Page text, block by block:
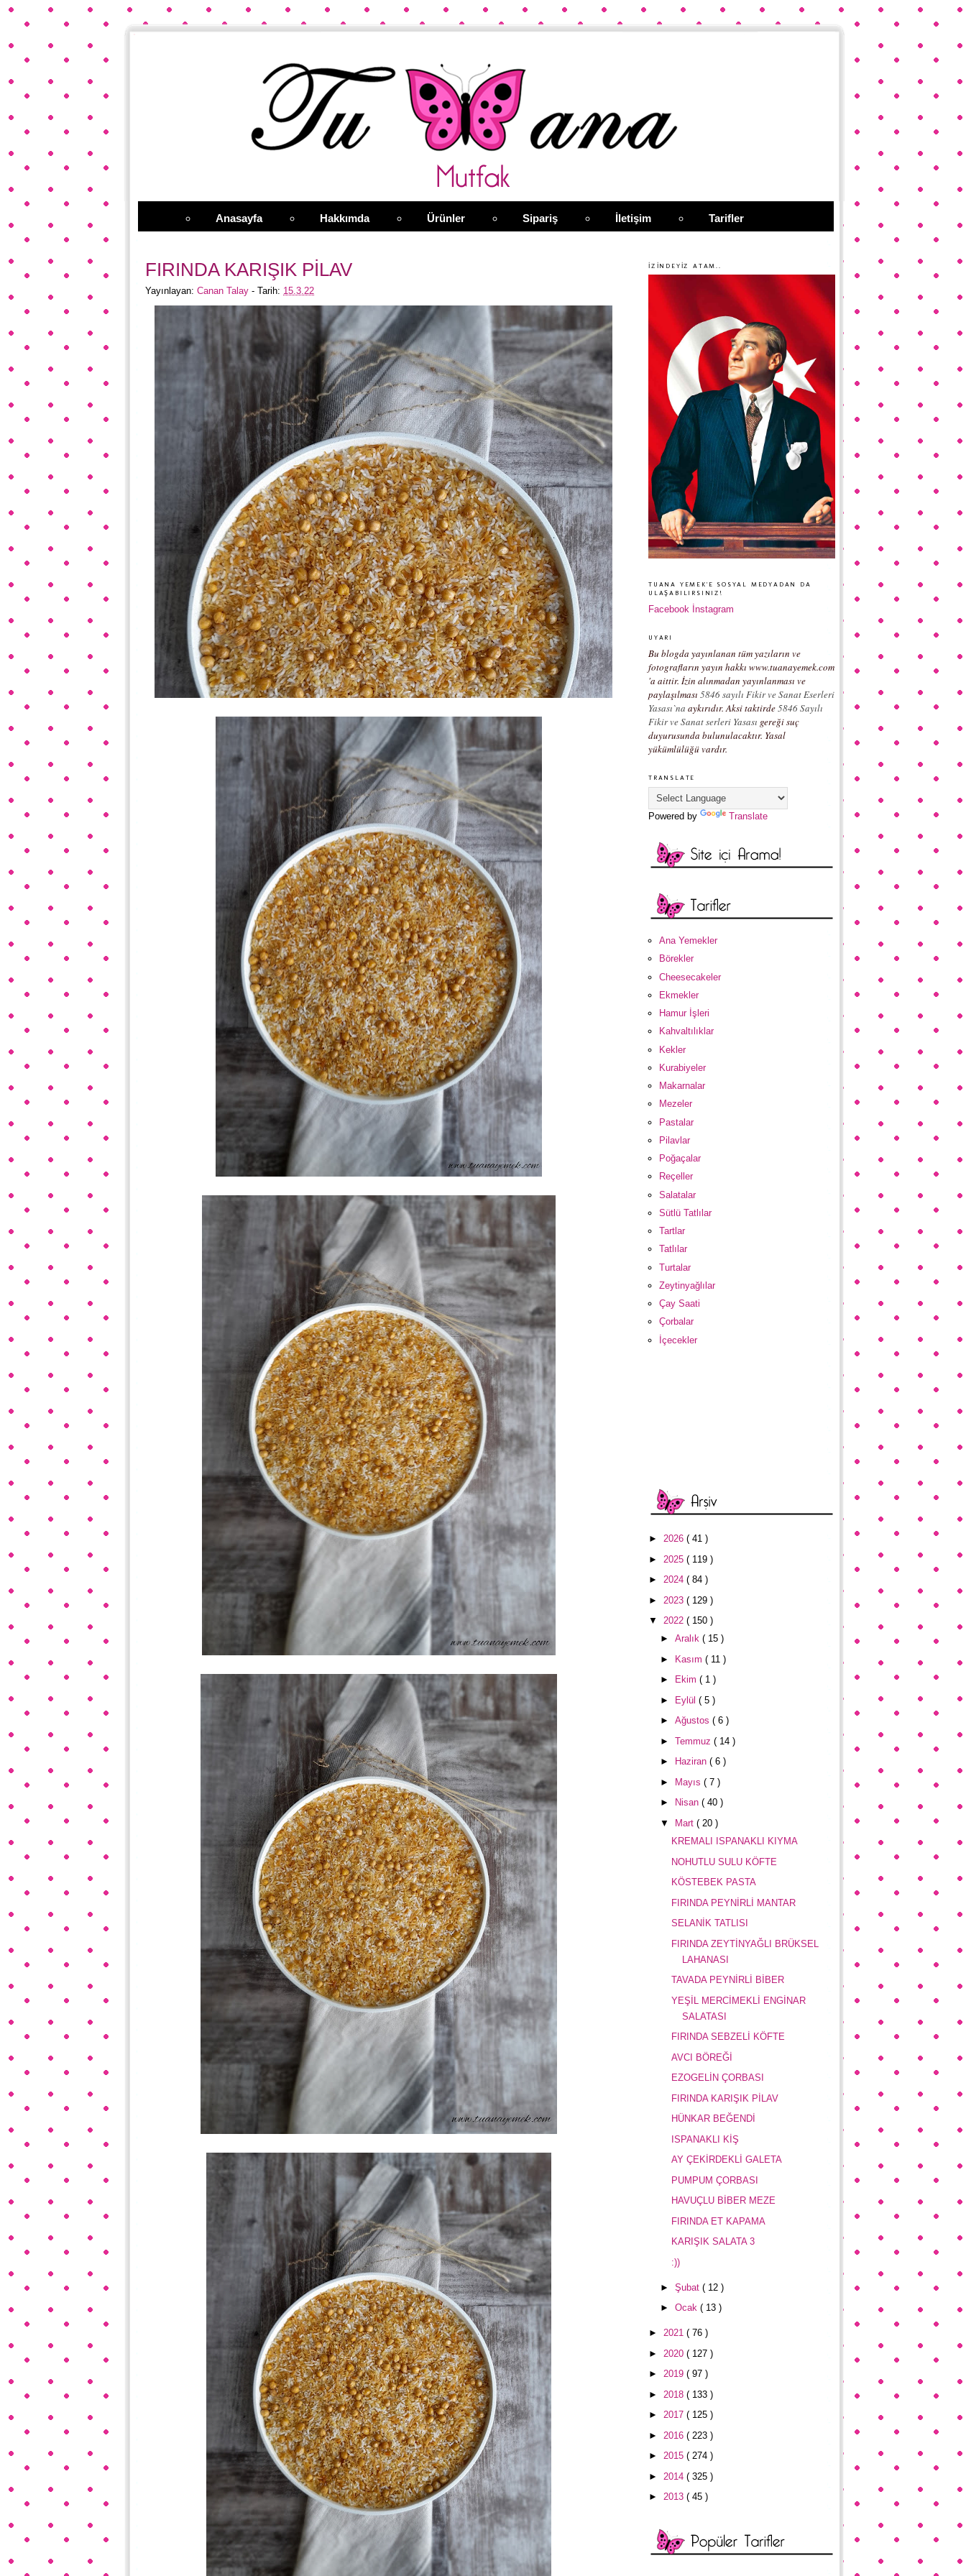
Tarifler
İletişim
Sipariş
Ürünler
Hakkımda
Anasayfa
FIRINDA KARIŞIK PİLAV
Yayınlayan: Canan Talay - Tarih: 15.3.22
İZİNDEYİZ ATAM..
TUANA YEMEK'E SOSYAL MEDYADAN DA
ULAŞABILIRSINIZ!
Facebook İnstagram
UYARI
Bu blogda yayınlanan tüm yazıların ve
fotografların yayın hakkı www.tuanayemek.com
'a aittir. İzin alınmadan yayınlanması ve
paylaşılması 5846 sayılı Fikir ve Sanat Eserleri
Yasası`na aykırıdır. Aksi taktirde5846 Sayılı
Fikir ve Sanat serleri Yasası gereği suç
duyurusunda bulunulacaktır. Yasal
yükümlülüğü vardır.
TRANSLATE
Powered by Translate
Ana Yemekler
Börekler
Cheesecakeler
Ekmekler
Hamur İşleri
Kahvaltılıklar
Kekler
Kurabiyeler
Makarnalar
Mezeler
Pastalar
Pilavlar
Poğaçalar
Reçeller
Salatalar
Sütlü Tatlılar
Tartlar
Tatlılar
Turtalar
Zeytinyağlılar
Çay Saati
Çorbalar
İçecekler
► 2026 ( 41 )
► 2025 ( 119 )
► 2024 ( 84 )
► 2023 ( 129 )
▼ 2022 ( 150 )
► Aralık ( 15 )
►
Kasım ( 11 )
►
Ekim ( 1 )
►
Eylül ( 5 )
► Ağustos ( 6 )
► Temmuz ( 14 )
►
Haziran ( 6 )
►
Mayıs ( 7 )
►
Nisan ( 40 )
▼
Mart ( 20 )
KREMALI ISPANAKLI KIYMA
NOHUTLU SULU KÖFTE
KÖSTEBEK PASTA
FIRINDA PEYNİRLİ MANTAR
SELANİK TATLISI
FIRINDA ZEYTİNYAĞLI BRÜKSEL
LAHANASI
TAVADA PEYNİRLİ BİBER
YEŞİL MERCİMEKLİ ENGİNAR
SALATASI
FIRINDA SEBZELİ KÖFTE
AVCI BÖREĞİ
EZOGELİN ÇORBASI
FIRINDA KARIŞIK PİLAV
HÜNKAR BEĞENDİ
ISPANAKLI KİŞ
AY ÇEKİRDEKLİ GALETA
PUMPUM ÇORBASI
HAVUÇLU BİBER MEZE
FIRINDA ET KAPAMA
KARIŞIK SALATA 3
:))
► Şubat ( 12 )
► Ocak ( 13 )
► 2021 ( 76 )
► 2020 ( 127 )
► 2019 ( 97 )
► 2018 ( 133 )
► 2017 ( 125 )
► 2016 ( 223 )
► 2015 ( 274 )
► 2014 ( 325 )
► 2013 ( 45 )